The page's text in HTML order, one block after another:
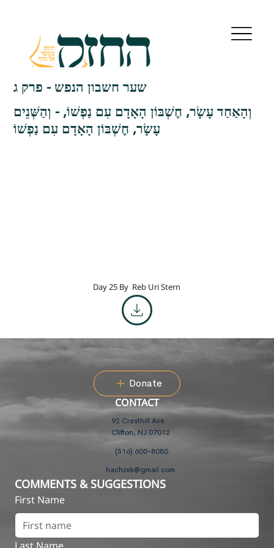
שער חשבון הנפש - פרק ג
וְהָאַחַד עָשָׂר, חֶשְׁבּוֹן הָאָדָם עִם נַפְשׁוֹ, - וְהַשְּׁנֵים
עָשָׂר, חֶשְׁבּוֹן הָאָדָם עִם נַפְשׁוֹ
Day 25 By Reb Uri Stern
Donate
CONTACT
92 Cresthill Ave
Clifton, NJ 07012
(516) 600-8080
hachzek@gmail.com
COMMENTS & SUGGESTIONS
First Name